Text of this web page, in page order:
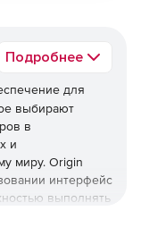
Подробнее
для
выбирают
в
и
миру. Origin
интерфейс
выполнять